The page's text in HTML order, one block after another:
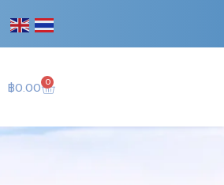
฿0.00 0